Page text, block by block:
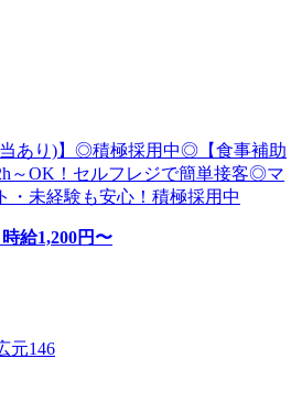
当あり)】◎積極採用中◎【食事補助
～OK！セルフレジで簡単接客◎マ
・未経験も安心！積極採用中
時給1,200円〜
元146